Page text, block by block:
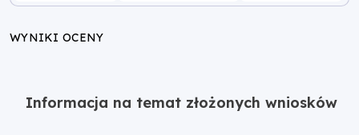
WYNIKI OCENY
Informacja na temat złożonych wniosków